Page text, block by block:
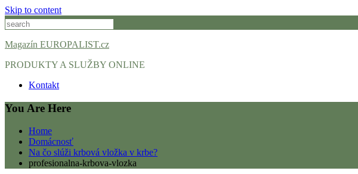
Skip to content
Magazín EUROPALIST.cz
PRODUKTY A SLUŽBY ONLINE
Kontakt
You Are Here
Home
Domácnosť
Na čo slúži krbová vložka v krbe?
profesionalna-krbova-vlozka